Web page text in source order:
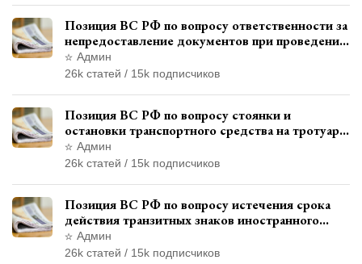
Позиция ВС РФ по вопросу ответственности за
непредоставление документов при проведении
контроля и надзора
Админ
26k статей / 15k подписчиков
Позиция ВС РФ по вопросу стоянки и
остановки транспортного средства на тротуаре
и квалификации административного
правонарушения
Админ
26k статей / 15k подписчиков
Позиция ВС РФ по вопросу истечения срока
действия транзитных знаков иностранного
государства и отсутствия состава
административного правонарушения
Админ
26k статей / 15k подписчиков